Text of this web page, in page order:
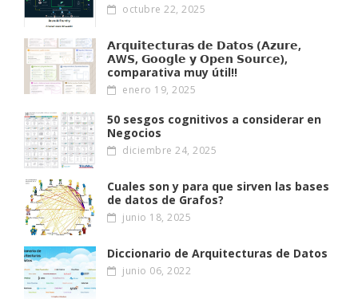
octubre 22, 2025
𝗔𝗿𝗾𝘂𝗶𝘁𝗲𝗰𝘁𝘂𝗿𝗮𝘀 𝗱𝗲 𝗗𝗮𝘁𝗼𝘀 (𝗔𝘇𝘂𝗿𝗲,
𝗔W𝗦, 𝗚𝗼𝗼𝗴𝗹𝗲 𝘆 𝗢𝗽𝗲𝗻 𝗦𝗼𝘂𝗿𝗰𝗲),
comparativa muy útil!!
enero 19, 2025
50 sesgos cognitivos a considerar en
Negocios
diciembre 24, 2025
Cuales son y para que sirven las bases
de datos de Grafos?
junio 18, 2025
Diccionario de Arquitecturas de Datos
junio 06, 2022